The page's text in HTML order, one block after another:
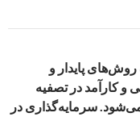
روش‌های پایدار و
و کارآمد در تصفیه
سرمایه‌گذاری در